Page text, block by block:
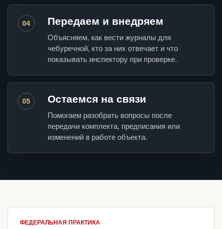
04 Передаем и внедряем
Объясняем, как вести журналы для
чебуречной, кто за них отвечает и что
показывать инспектору при проверке.
05 Остаемся на связи
Помогаем разобрать вопросы после
передачи комплекта, предписания или
изменений в работе объекта.
ФЕДЕРАЛЬНАЯ ПРАКТИКА